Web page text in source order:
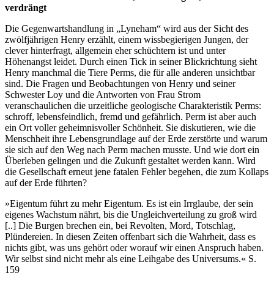
verdrängt
Die Gegenwartshandlung in „Lyneham“ wird aus der Sicht des
zwölfjährigen Henry erzählt, einem wissbegierigen Jungen, der
clever hinterfragt, allgemein eher schüchtern ist und unter
Höhenangst leidet. Durch einen Tick in seiner Blickrichtung sieht
Henry manchmal die Tiere Perms, die für alle anderen unsichtbar
sind. Die Fragen und Beobachtungen von Henry und seiner
Schwester Loy und die Antworten von Frau Strom
veranschaulichen die urzeitliche geologische Charakteristik Perms:
schroff, lebensfeindlich, fremd und gefährlich. Perm ist aber auch
ein Ort voller geheimnisvoller Schönheit. Sie diskutieren, wie die
Menschheit ihre Lebensgrundlage auf der Erde zerstörte und warum
sie sich auf den Weg nach Perm machen musste. Und wie dort ein
Überleben gelingen und die Zukunft gestaltet werden kann. Wird
die Gesellschaft erneut jene fatalen Fehler begehen, die zum Kollaps
auf der Erde führten?
»Eigentum führt zu mehr Eigentum. Es ist ein Irrglaube, der sein
eigenes Wachstum nährt, bis die Ungleichverteilung zu groß wird
[..] Die Burgen brechen ein, bei Revolten, Mord, Totschlag,
Plündereien. In diesen Zeiten offenbart sich die Wahrheit, dass es
nichts gibt, was uns gehört oder worauf wir einen Anspruch haben.
Wir selbst sind nicht mehr als eine Leihgabe des Universums.« S.
159